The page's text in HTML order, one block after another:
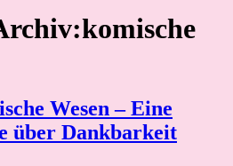
Wesen – Eine
über Dankbarkeit